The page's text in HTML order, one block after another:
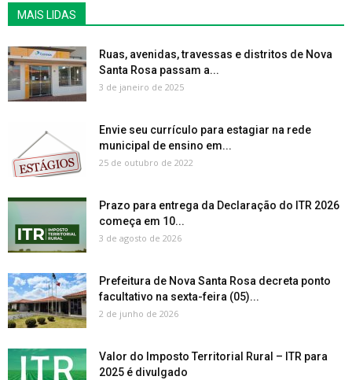
MAIS LIDAS
Ruas, avenidas, travessas e distritos de Nova
Santa Rosa passam a...
3 de janeiro de 2025
Envie seu currículo para estagiar na rede
municipal de ensino em...
25 de outubro de 2022
Prazo para entrega da Declaração do ITR 2026
começa em 10...
3 de agosto de 2026
Prefeitura de Nova Santa Rosa decreta ponto
facultativo na sexta-feira (05)...
2 de junho de 2026
Valor do Imposto Territorial Rural – ITR para
2025 é divulgado